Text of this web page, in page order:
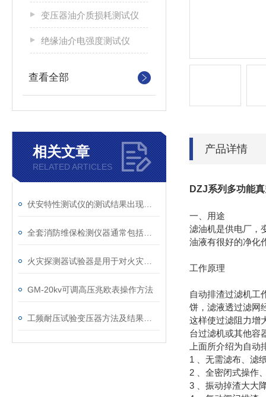
变压器油介质损耗测试仪
绝缘油介电强度测试仪
查看全部
相关文章
RELATED ARTICLES
GM-20kv可调高压兆欧表操作方法
产品详情
DZJ系列多功能
一、用途
滤油机是供电厂，
油液有很好的净化
工作原理
自动排渣过滤机工
饼，滤液透过滤网
这样使过滤阻力增
台过滤机或其他容
上面所介绍为自
1 、无需滤布、滤
2 、全密闭式操作
3 、振动掉渣大大